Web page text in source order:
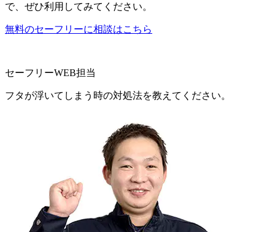
で、ぜひ利用してみてください。
無料のセーフリーに相談はこちら
セーフリーWEB担当
フタが浮いてしまう時の対処法を教えてください。